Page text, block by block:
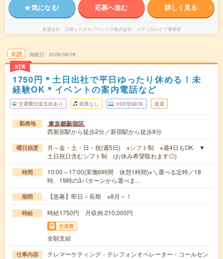
気になる! 応募へ進む 詳しく見る
派遣会社 日研トータルソーシング株式会社 メディカルケア事業部
未読
NEW
掲載日 2026/08/08
1750円＊土日出社で平日ゆったり休める！未
経験OK＊イベントの案内電話など
交通費別途支給あり 残業なし WEB登録OK 派遣
勤務地 東京都新宿区
西新宿駅から徒歩2分／新宿駅から徒歩8分
曜日頻度
月～金・土・日・祝(週5日) ※シフト制 ※週4日もOK ▼
土日祝日含むシフト制 (お休み希望取れます◎)
時間
10:00～17:00(実働6時間 休憩1時間)※＼選べる定時／18
時、19時の3パターンから選べま…
期間 【急募】即日～長期 ※8月～！
時給 時給1750円 月収例 210,000円
交通費
全額支給
仕事内容
テレマーケティング・テレフォンオペレーター・コールセン